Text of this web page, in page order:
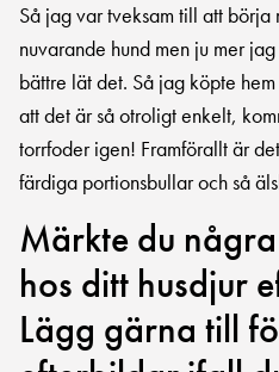
Så jag var tveksam till att börja
nuvarande hund men ju mer
bättre lät det. Så jag köpte
att det är så otroligt enkelt,
torrfoder igen! Framförallt är
färdiga portionsbullar och så
Märkte du
hos ditt husdjur
Lägg gärna till